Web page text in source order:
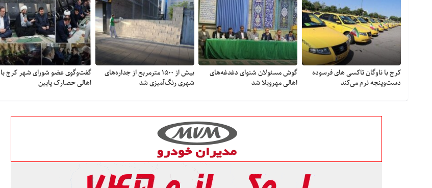
کرج با ناوگان تاکسی های فرسوده
دست‌وپنجه نرم می‌کند
گوش مسئولان شنوای دغدغه‎‌های
اهالی مهرویلا شد
بیش از ۱۵۰۰ مترمربع از جداره‌های
شهری رنگ‌آمیزی شد
گفت‌وگوی عضو شورای شهر کرج با
اهالی حصارک پایین